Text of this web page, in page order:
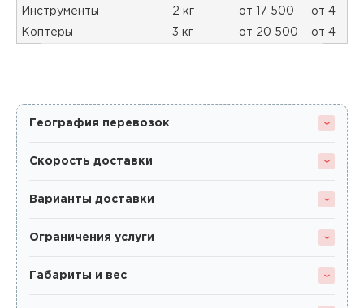
Инструменты 2 кг от 17 500 от 4
Коптеры 3 кг от 20 500 от 4
География перевозок
Скорость доставки
Варианты доставки
Ограничения услуги
Габариты и вес